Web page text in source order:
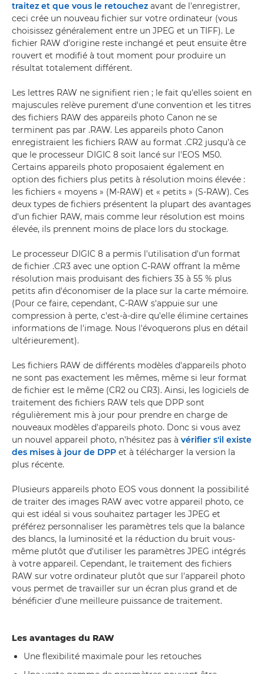
traitez et que vous le retouchez avant de l'enregistrer,
ceci crée un nouveau fichier sur votre ordinateur (vous
choisissez généralement entre un JPEG et un TIFF). Le
fichier RAW d'origine reste inchangé et peut ensuite être
rouvert et modifié à tout moment pour produire un
résultat totalement différent.
Les lettres RAW ne signifient rien ; le fait qu'elles soient en
majuscules relève purement d'une convention et les titres
des fichiers RAW des appareils photo Canon ne se
terminent pas par .RAW. Les appareils photo Canon
enregistraient les fichiers RAW au format .CR2 jusqu'à ce
que le processeur DIGIC 8 soit lancé sur l'EOS M50.
Certains appareils photo proposaient également en
option des fichiers plus petits à résolution moins élevée :
les fichiers « moyens » (M-RAW) et « petits » (S-RAW). Ces
deux types de fichiers présentent la plupart des avantages
d'un fichier RAW, mais comme leur résolution est moins
élevée, ils prennent moins de place lors du stockage.
Le processeur DIGIC 8 a permis l'utilisation d'un format
de fichier .CR3 avec une option C-RAW offrant la même
résolution mais produisant des fichiers 35 à 55 % plus
petits afin d'économiser de la place sur la carte mémoire.
(Pour ce faire, cependant, C-RAW s'appuie sur une
compression à perte, c'est-à-dire qu'elle élimine certaines
informations de l'image. Nous l'évoquerons plus en détail
ultérieurement).
Les fichiers RAW de différents modèles d'appareils photo
ne sont pas exactement les mêmes, même si leur format
de fichier est le même (CR2 ou CR3). Ainsi, les logiciels de
traitement des fichiers RAW tels que DPP sont
régulièrement mis à jour pour prendre en charge de
nouveaux modèles d'appareils photo. Donc si vous avez
un nouvel appareil photo, n'hésitez pas à vérifier s'il existe
des mises à jour de DPP et à télécharger la version la
plus récente.
Plusieurs appareils photo EOS vous donnent la possibilité
de traiter des images RAW avec votre appareil photo, ce
qui est idéal si vous souhaitez partager les JPEG et
préférez personnaliser les paramètres tels que la balance
des blancs, la luminosité et la réduction du bruit vous-
même plutôt que d'utiliser les paramètres JPEG intégrés
à votre appareil. Cependant, le traitement des fichiers
RAW sur votre ordinateur plutôt que sur l'appareil photo
vous permet de travailler sur un écran plus grand et de
bénéficier d'une meilleure puissance de traitement.
Les avantages du RAW
Une flexibilité maximale pour les retouches